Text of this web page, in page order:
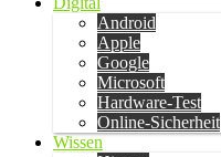
Android
Apple
Google
Microsoft
Hardware-Test
Online-Sicherheit
Wissen